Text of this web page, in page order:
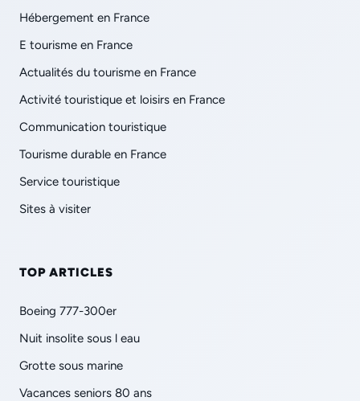
Hébergement en France
E tourisme en France
Actualités du tourisme en France
Activité touristique et loisirs en France
Communication touristique
Tourisme durable en France
Service touristique
Sites à visiter
TOP ARTICLES
Boeing 777-300er
Nuit insolite sous l eau
Grotte sous marine
Vacances seniors 80 ans